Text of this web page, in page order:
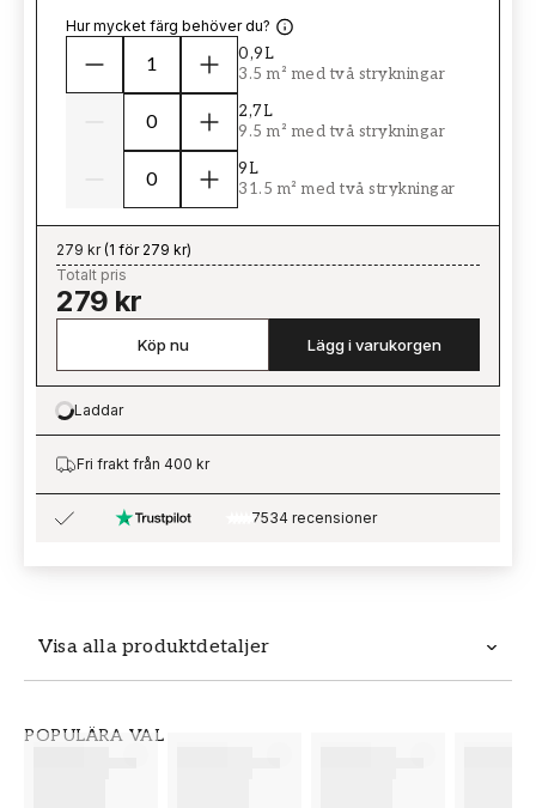
Visa alla produktdetaljer
POPULÄRA VAL
Hur mycket färg behöver du?
0,9L
3.5 m² med två strykningar
2,7L
9.5 m² med två strykningar
9L
31.5 m² med två strykningar
279 kr(1 för 279 kr)
Totalt pris
279 kr
Köp nu Lägg i varukorgen
Loading…
Laddar
Fri frakt från 400 kr
7534 recensioner